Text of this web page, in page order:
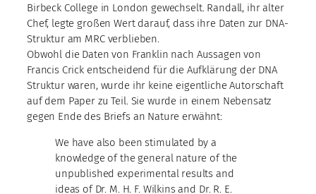
Birbeck College in London gewechselt. Randall, ihr alter
Chef, legte großen Wert darauf, dass ihre Daten zur DNA-
Struktur am MRC verblieben.
Obwohl die Daten von Franklin nach Aussagen von
Francis Crick entscheidend für die Aufklärung der DNA
Struktur waren, wurde ihr keine eigentliche Autorschaft
auf dem Paper zu Teil. Sie wurde in einem Nebensatz
gegen Ende des Briefs an Nature erwähnt:
We have also been stimulated by a
knowledge of the general nature of the
unpublished experimental results and
ideas of Dr. M. H. F. Wilkins and Dr. R. E.